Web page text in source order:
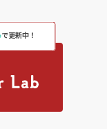
で更新中！